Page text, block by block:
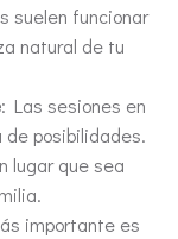
suelen funcionar
natural de tu
: Las sesiones en
posibilidades.
lugar que sea
importante es